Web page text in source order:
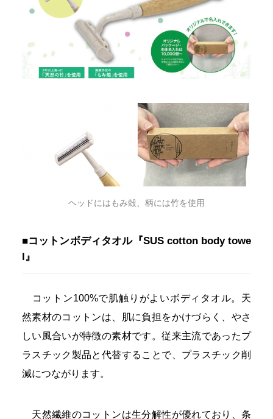
ヘッドにはもみ殻、柄には竹を使用
■コットンボディタオル『SUS cotton body towe
l』
コットン100%で肌触りがよいボディタオル。天
然素材のコットンは、肌に負担をかけづらく、やさ
しい風合いが特徴の素材です。従来主流であったプ
ラスチック製品と代替することで、プラスチック削
減につながります。
天然繊維のコットンは生分解性が優れており、条